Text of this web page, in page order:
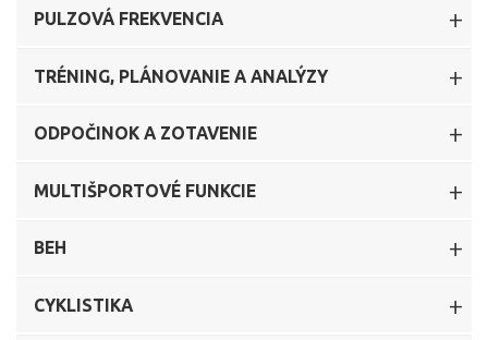
PULZOVÁ FREKVENCIA
TRÉNING, PLÁNOVANIE A ANALÝZY
ODPOČINOK A ZOTAVENIE
MULTIŠPORTOVÉ FUNKCIE
BEH
CYKLISTIKA